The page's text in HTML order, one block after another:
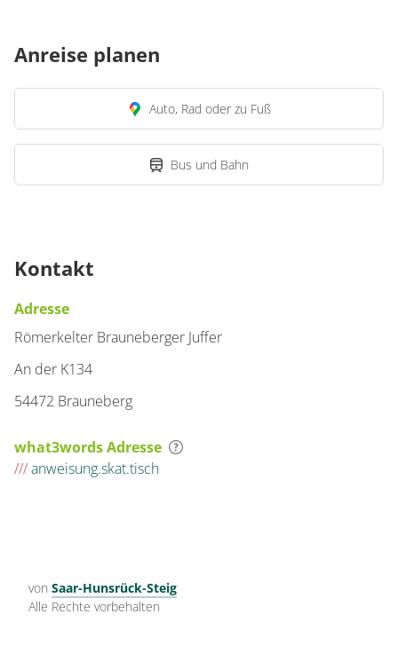
Anreise planen
Auto, Rad oder zu Fuß
Bus und Bahn
Kontakt
Adresse
Römerkelter Brauneberger Juffer
An der K134
54472 Brauneberg
what3words Adresse
///anweisung.skat.tisch
von Saar-Hunsrück-Steig
Alle Rechte vorbehalten